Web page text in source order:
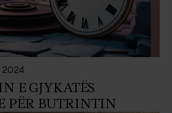
2024
E GJYKATËS
PËR BUTRINTIN